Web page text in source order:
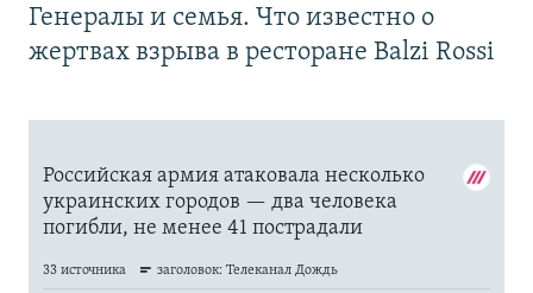
Генералы и семья. Что известно о
жертвах взрыва в ресторане Balzi Rossi